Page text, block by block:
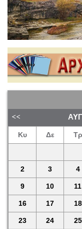
Κυ Δε Τρ
2 3 4
9 10 11
16 17 18
23 24 25